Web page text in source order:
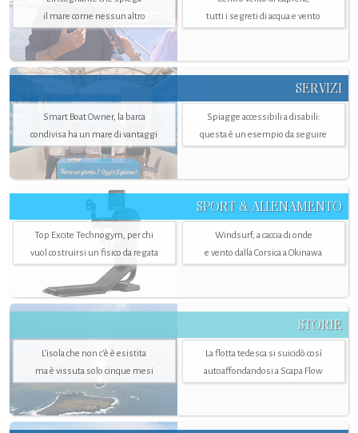
il mare come nessun altro
tutti i segreti di acqua e vento
SERVIZI
Smart Boat Owner, la barca
condivisa ha un mare di vantaggi
Spiagge accessibili a disabili:
questa è un esempio da seguire
SPORT & ALLENAMENTO
Top Excite Technogym, per chi
vuol costruirsi un fisico da regata
Windsurf, a caccia di onde
e vento dalla Corsica a Okinawa
STORIE
L’isola che non c'è è esistita
ma è vissuta solo cinque mesi
La flotta tedesca si suicidò così
autoaffondandosi a Scapa Flow